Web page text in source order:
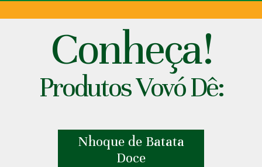
CONTATO
IMPRENSA
Conheça!
Produtos Vovó Dê:
Nhoque de Batata
Doce